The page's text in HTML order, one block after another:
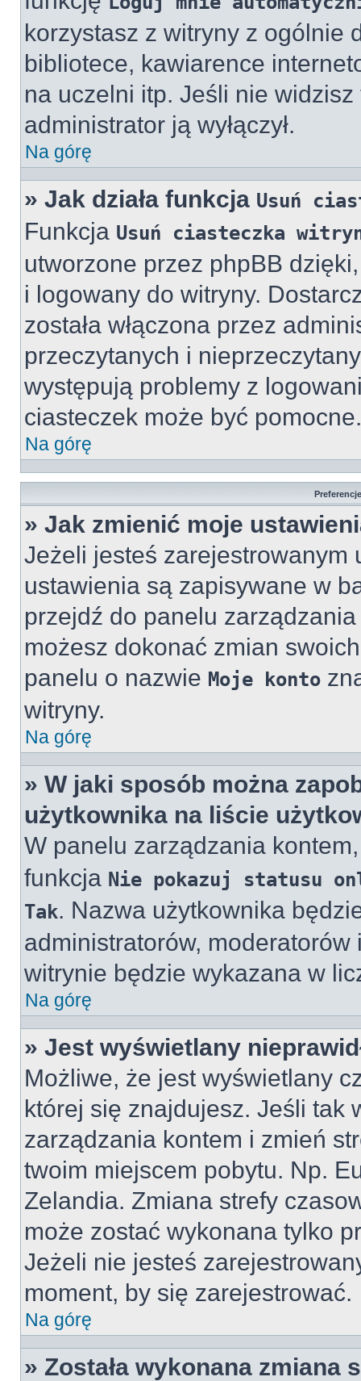
korzystasz z witryny z ogólnie
bibliotece, kawiarence
na uczelni itp. Jeśli nie
administrator ją wyłączył.
Na górę
» Jak działa funkcja Usuń
Funkcja Usuń ciasteczka
utworzone przez phpBB
i logowany do witryny.
została włączona przez
przeczytanych i
występują problemy z
ciasteczek może być pomocne.
Na górę
» Jak zmienić moje
Jeżeli jesteś zarejestrowanym
ustawienia są zapisywane w
przejdź do panelu
możesz dokonać zmian
panelu o nazwie Moje konto
witryny.
Na górę
» W jaki sposób można
użytkownika na liście
W panelu zarządzania
funkcja Nie pokazuj statusu
Tak. Nazwa użytkownika
administratorów,
witrynie będzie wykazana w
Na górę
» Jest wyświetlany
Możliwe, że jest wyświetlany
której się znajdujesz. Jeśli tak
zarządzania kontem i zmień
twoim miejscem pobytu. Np.
Zelandia. Zmiana strefy
może zostać wykonana tylko
Jeżeli nie jesteś
moment, by się zarejestrować.
Na górę
» Została wykonana zmiana